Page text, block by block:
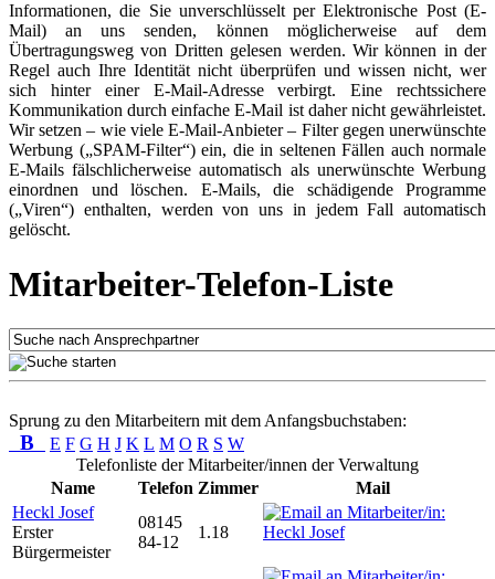
Informationen, die Sie unverschlüsselt per Elektronische Post (E-
Mail) an uns senden, können möglicherweise auf dem
Übertragungsweg von Dritten gelesen werden. Wir können in der
Regel auch Ihre Identität nicht überprüfen und wissen nicht, wer
sich hinter einer E-Mail-Adresse verbirgt. Eine rechtssichere
Kommunikation durch einfache E-Mail ist daher nicht gewährleistet.
Wir setzen – wie viele E-Mail-Anbieter – Filter gegen unerwünschte
Werbung („SPAM-Filter“) ein, die in seltenen Fällen auch normale
E-Mails fälschlicherweise automatisch als unerwünschte Werbung
einordnen und löschen. E-Mails, die schädigende Programme
(„Viren“) enthalten, werden von uns in jedem Fall automatisch
gelöscht.
Mitarbeiter-Telefon-Liste
Sprung zu den Mitarbeitern mit dem Anfangsbuchstaben:
B E F G H J K L M O R S W
Telefonliste der Mitarbeiter/innen der Verwaltung
Name
Telefon Zimmer
Mail
Heckl Josef
Erster
Bürgermeister
08145
84-12
1.18